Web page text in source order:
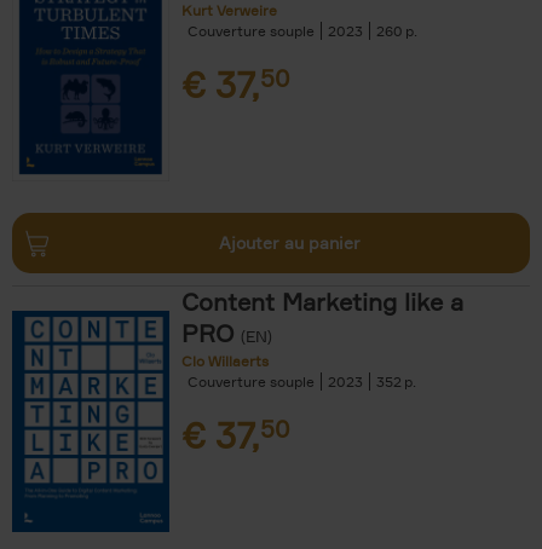
Kurt Verweire
Couverture souple
2023 260
€ 37,50
Ajouter au panier
Content Marketing like a
PRO (EN)
Clo Willaerts
Couverture souple
2023 352
€ 37,50